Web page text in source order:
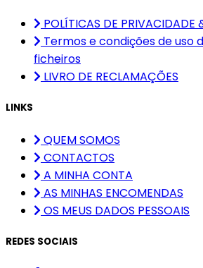
POLÍTICAS DE PRIVACIDADE
Termos e condições de uso
ficheiros
LIVRO DE RECLAMAÇÕES
LINKS
QUEM SOMOS
CONTACTOS
A MINHA CONTA
AS MINHAS ENCOMENDAS
OS MEUS DADOS PESSOAIS
REDES SOCIAIS